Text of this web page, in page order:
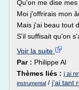
Qu'on me dise
Moi j'offrirais mon
Mais j'ai beau tout
S'il suffisait qu'on
Voir la suite
Par : Philippe Al
Thèmes liés : j ai
instrumental / j'ai tant